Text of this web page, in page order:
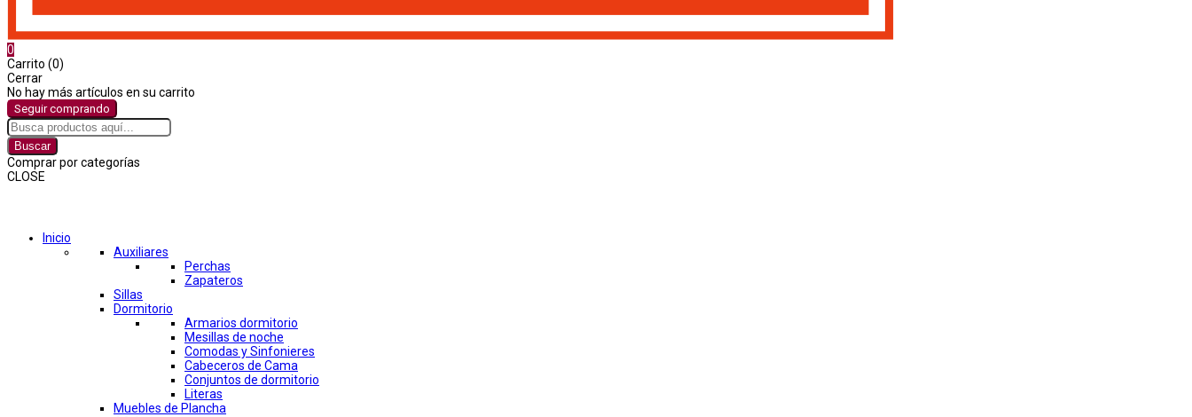
0
Carrito (0)
Cerrar
No hay más artículos en su carrito
Seguir comprando
Buscar
Comprar por categorías
CLOSE
Inicio
Auxiliares
Perchas
Zapateros
Sillas
Dormitorio
Armarios dormitorio
Mesillas de noche
Comodas y Sinfonieres
Cabeceros de Cama
Conjuntos de dormitorio
Literas
Muebles de Plancha